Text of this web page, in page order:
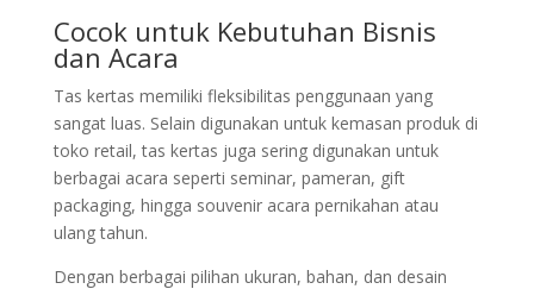
Cocok untuk Kebutuhan Bisnis
dan Acara
Tas kertas memiliki fleksibilitas penggunaan yang
sangat luas. Selain digunakan untuk kemasan produk di
toko retail, tas kertas juga sering digunakan untuk
berbagai acara seperti seminar, pameran, gift
packaging, hingga souvenir acara pernikahan atau
ulang tahun.
Dengan berbagai pilihan ukuran, bahan, dan desain